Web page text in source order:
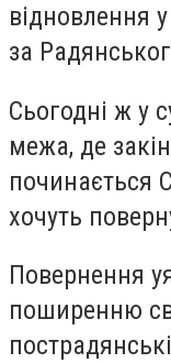
відновлення
за
Сьогодні ж у
межа, де
починається
хочуть
Повернення
поширенню